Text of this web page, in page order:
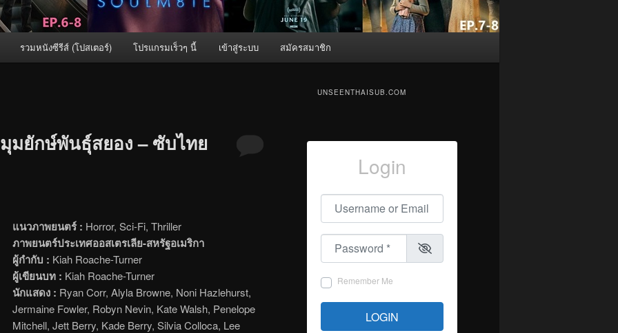
รวมหนังซีรีส์ (โปสเตอร์) โปรแกรมเร็วๆ นี้ เข้าสู่ระบบ สมัครสมาชิก
มยักษ์พันธุ์สยอง – ซับไทย
แนวภาพยนตร์ : Horror, Sci-Fi, Thriller
ภาพยนตร์ประเทศออสเตรเลีย-สหรัฐอเมริกา
ผู้กำกับ : Kiah Roache-Turner
ผู้เขียนบท : Kiah Roache-Turner
นักแสดง : Ryan Corr, Alyla Browne, Noni Hazlehurst,
Jermaine Fowler, Robyn Nevin, Kate Walsh, Penelope
Mitchell, Jett Berry, Kade Berry, Silvia Colloca, Lee
UNSEENTHAISUB.COM
Login
Username or Email
Password
Remember Me
LOGIN